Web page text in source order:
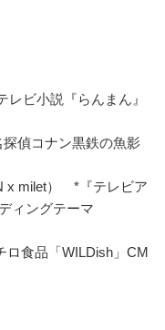
ビ小説『らんまん』
偵コナン黒鉄の魚影
x milet） *『テレビア
ィングテーマ
食品「WILDish」CM